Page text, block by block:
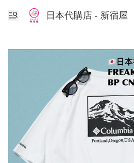
日本代購店 - 新宿屋